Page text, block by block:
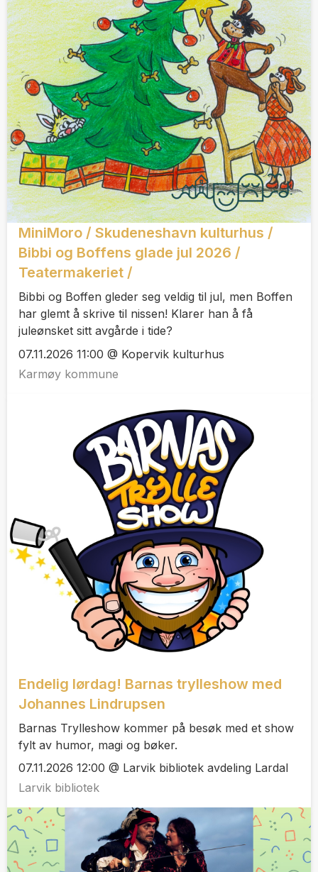
MiniMoro / Skudeneshavn kulturhus /
Bibbi og Boffens glade jul 2026 /
Teatermakeriet /
Bibbi og Boffen gleder seg veldig til jul, men Boffen
har glemt å skrive til nissen! Klarer han å få
juleønsket sitt avgårde i tide?
07.11.2026 11:00 @ Kopervik kulturhus
Karmøy kommune
Endelig lørdag! Barnas trylleshow med
Johannes Lindrupsen
Barnas Trylleshow kommer på besøk med et show
fylt av humor, magi og bøker.
07.11.2026 12:00 @ Larvik bibliotek avdeling Lardal
Larvik bibliotek